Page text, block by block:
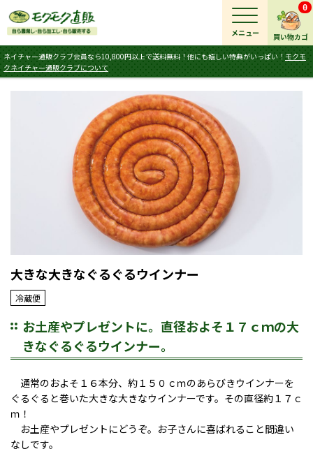
買い物カゴ
0
ネイチャー通販クラブ会員なら10,800円以上で送料無料！他にも嬉しい特典がいっぱい！ モクモ
クネイチャー通販クラブについて
メニュー
大きな大きなぐるぐるウインナー
冷蔵便
お土産やプレゼントに。直径およそ１７ｃｍの大
きなぐるぐるウインナー。
通常のおよそ１６本分、約１５０ｃｍのあらびきウインナーを
ぐるぐると巻いた大きな大きなウインナーです。その直径約１７ｃ
ｍ！
お土産やプレゼントにどうぞ。お子さんに喜ばれること間違い
なしです。